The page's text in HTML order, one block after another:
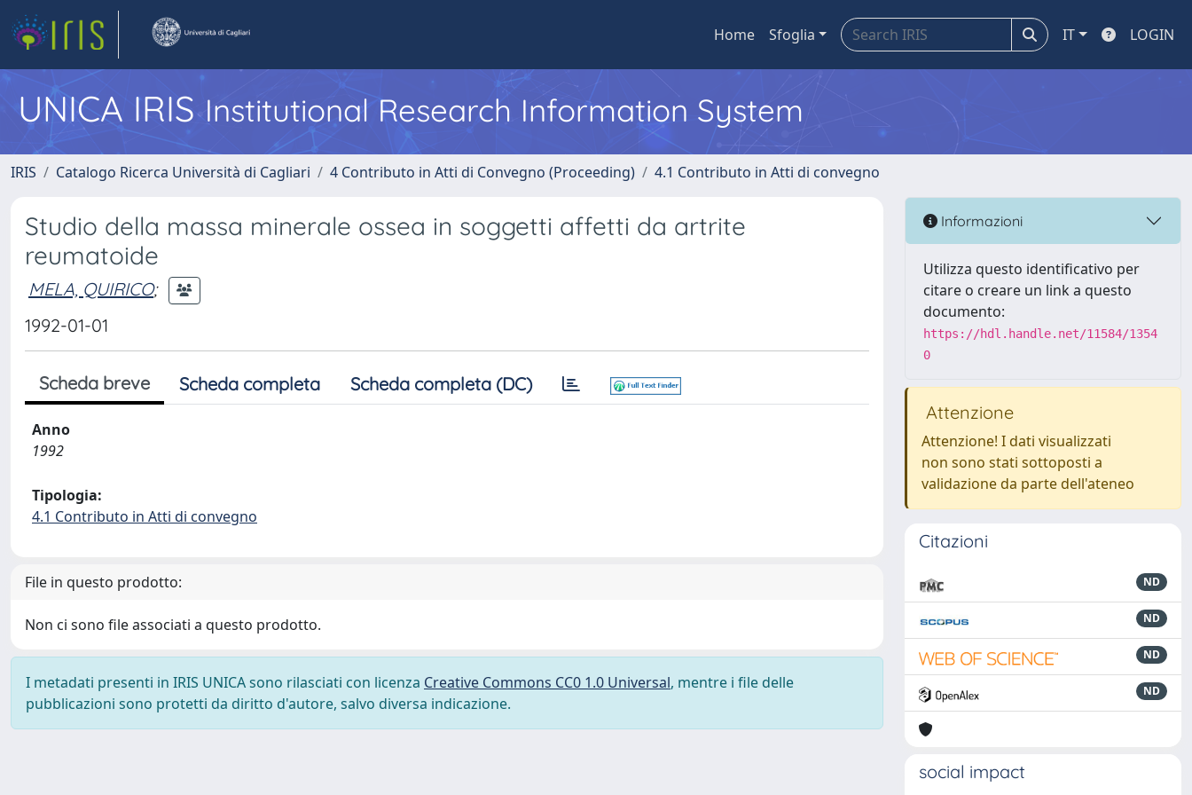
Home Sfoglia IT LOGIN
UNICA IRISInstitutional Research Information System
IRIS Catalogo Ricerca Università di Cagliari 4 Contributo in Atti di Convegno (Proceeding) 4.1 Contributo in Atti di convegno
Studio della massa minerale ossea in soggetti affetti da artrite
reumatoide
MELA, QUIRICO;
1992-01-01
Scheda breve Scheda completa Scheda completa (DC)
Anno
1992
Tipologia:
4.1 Contributo in Atti di convegno
File in questo prodotto:
Non ci sono file associati a questo prodotto.
I metadati presenti in IRIS UNICA sono rilasciati con licenza Creative Commons CC0 1.0 Universal, mentre i file delle
pubblicazioni sono protetti da diritto d'autore, salvo diversa indicazione.
Informazioni
Utilizza questo identificativo per
citare o creare un link a questo
documento:
https://hdl.handle.net/11584/1354
0
Attenzione
Attenzione! I dati visualizzati
non sono stati sottoposti a
validazione da parte dell'ateneo
Citazioni
ND
ND
ND
ND
social impact